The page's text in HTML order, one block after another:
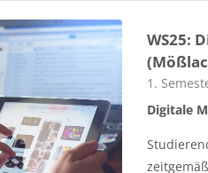
WS25:
1.
Digitale